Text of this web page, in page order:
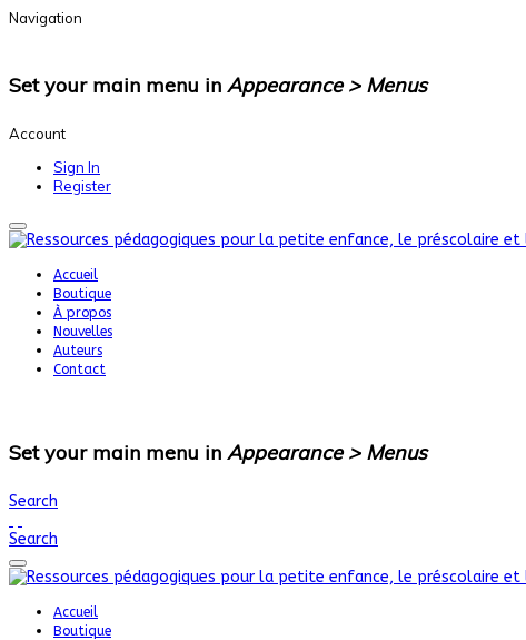
Navigation
Set your main menu in Appearance > Menus
Account
Sign In
Register
Accueil
Boutique
À propos
Nouvelles
Auteurs
Contact
Set your main menu in Appearance > Menus
Search
Search
Accueil
Boutique